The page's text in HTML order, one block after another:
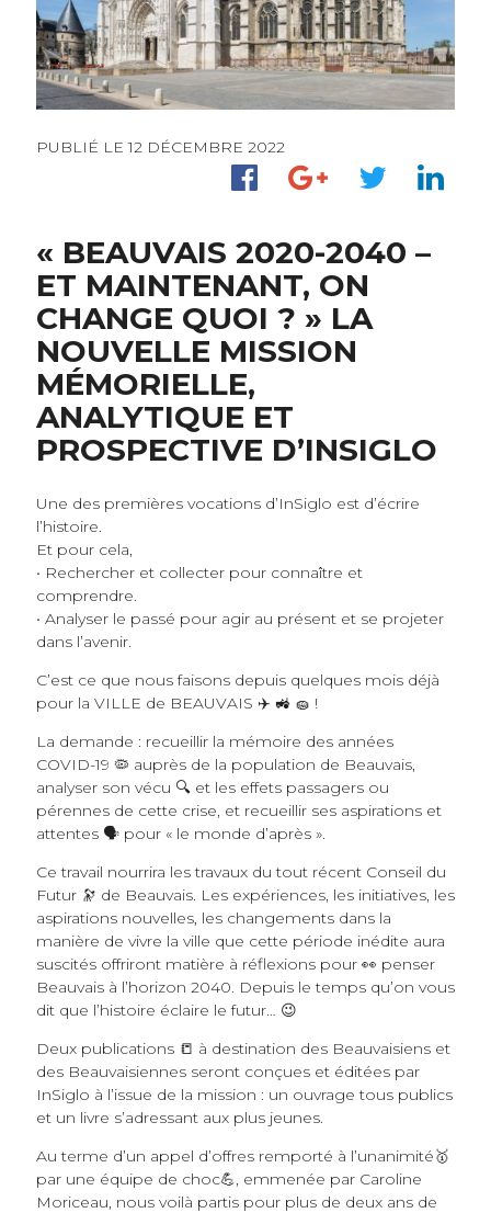
PUBLIÉ LE 12 DÉCEMBRE 2022
« BEAUVAIS 2020-2040 –
ET MAINTENANT, ON
CHANGE QUOI ? » LA
NOUVELLE MISSION
MÉMORIELLE,
ANALYTIQUE ET
PROSPECTIVE D’INSIGLO
Une des premières vocations d’InSiglo est d’écrire
l’histoire.
Et pour cela,
• Rechercher et collecter pour connaître et
comprendre.
• Analyser le passé pour agir au présent et se projeter
dans l’avenir.
C’est ce que nous faisons depuis quelques mois déjà
pour la VILLE de BEAUVAIS ✈️ 🚜 🧽 !
La demande : recueillir la mémoire des années
COVID-19 🦠 auprès de la population de Beauvais,
analyser son vécu 🔍 et les effets passagers ou
pérennes de cette crise, et recueillir ses aspirations et
attentes 🗣 pour « le monde d’après ».
Ce travail nourrira les travaux du tout récent Conseil du
Futur 🔭 de Beauvais. Les expériences, les initiatives, les
aspirations nouvelles, les changements dans la
manière de vivre la ville que cette période inédite aura
suscités offriront matière à réflexions pour 👀 penser
Beauvais à l’horizon 2040. Depuis le temps qu’on vous
dit que l’histoire éclaire le futur… 😉
Deux publications 📒 à destination des Beauvaisiens et
des Beauvaisiennes seront conçues et éditées par
InSiglo à l’issue de la mission : un ouvrage tous publics
et un livre s’adressant aux plus jeunes.
Au terme d’un appel d’offres remporté à l’unanimité🥇
par une équipe de choc💪, emmenée par Caroline
Moriceau, nous voilà partis pour plus de deux ans de